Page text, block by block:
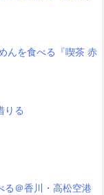
んを食べる『喫茶 赤
りる
る＠香川・高松空港